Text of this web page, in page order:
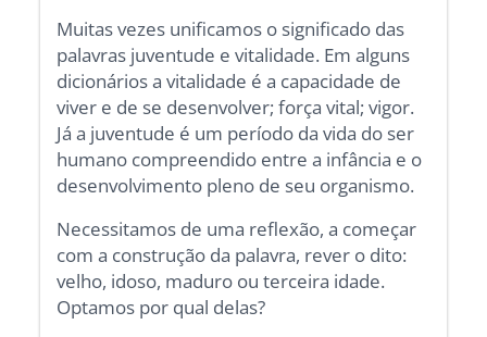
Muitas vezes unificamos o significado das
palavras juventude e vitalidade. Em alguns
dicionários a vitalidade é a capacidade de
viver e de se desenvolver; força vital; vigor.
Já a juventude é um período da vida do ser
humano compreendido entre a infância e o
desenvolvimento pleno de seu organismo.
Necessitamos de uma reflexão, a começar
com a construção da palavra, rever o dito:
velho, idoso, maduro ou terceira idade.
Optamos por qual delas?